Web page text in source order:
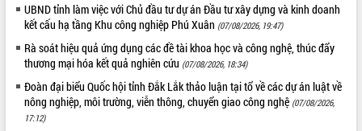
Bí thư Tỉnh ủy Lương Nguyễn Minh
Triết thăm, tặng quà người có công với
cách mạng
Rà soát, hoàn thiện hệ thống thiết chế
văn hóa, thể thao đáp ứng yêu cầu
phát triển mới
Thường trực HĐND tỉnh Đắk Lắk gặp
LIÊN KẾT WEB
UBND tỉnh làm việc với Chủ đầu tư dự án Đầu tư xây dựng và kinh doanh
kết cấu hạ tầng Khu công nghiệp Phú Xuân (07/08/2026, 19:47)
Rà soát hiệu quả ứng dụng các đề tài khoa học và công nghệ, thúc đẩy
thương mại hóa kết quả nghiên cứu (07/08/2026, 18:34)
Đoàn đại biểu Quốc hội tỉnh Đắk Lắk thảo luận tại tổ về các dự án luật về
nông nghiệp, môi trường, viễn thông, chuyển giao công nghệ (07/08/2026,
17:12)